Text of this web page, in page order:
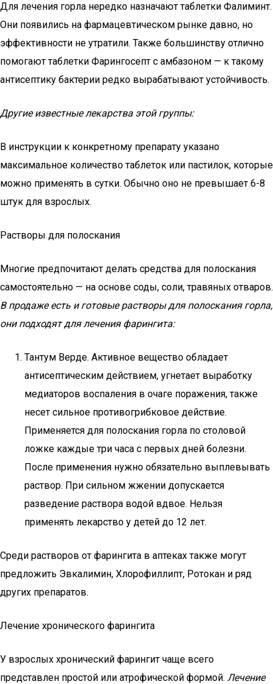
Для лечения горла нередко назначают таблетки Фалиминт.
Они появились на фармацевтическом рынке давно, но
эффективности не утратили. Также большинству отлично
помогают таблетки Фарингосепт с амбазоном — к такому
антисептику бактерии редко вырабатывают устойчивость.
Другие известные лекарства этой группы:
В инструкции к конкретному препарату указано
максимальное количество таблеток или пастилок, которые
можно применять в сутки. Обычно оно не превышает 6-8
штук для взрослых.
Растворы для полоскания
Многие предпочитают делать средства для полоскания
самостоятельно — на основе соды, соли, травяных отваров.
В продаже есть и готовые растворы для полоскания горла,
они подходят для лечения фарингита:
Тантум Верде. Активное вещество обладает
антисептическим действием, угнетает выработку
медиаторов воспаления в очаге поражения, также
несет сильное противогрибковое действие.
Применяется для полоскания горла по столовой
ложке каждые три часа с первых дней болезни.
После применения нужно обязательно выплевывать
раствор. При сильном жжении допускается
разведение раствора водой вдвое. Нельзя
применять лекарство у детей до 12 лет.
Среди растворов от фарингита в аптеках также могут
предложить Эвкалимин, Хлорофиллипт, Ротокан и ряд
других препаратов.
Лечение хронического фарингита
У взрослых хронический фарингит чаще всего
представлен простой или атрофической формой. Лечение